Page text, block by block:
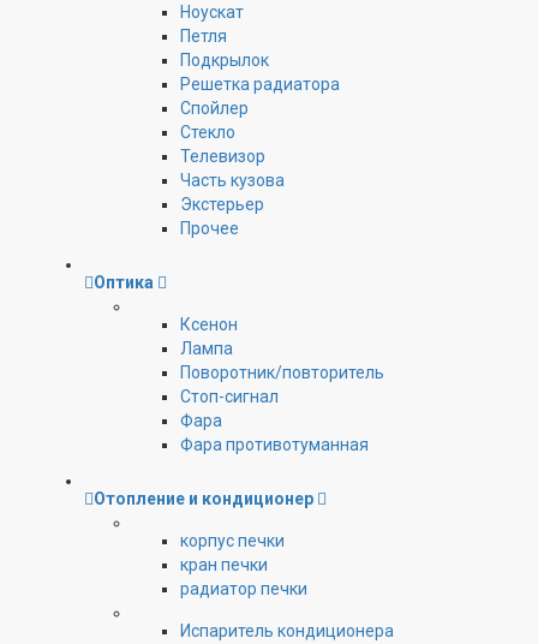
Ноускат
Петля
Подкрылок
Решетка радиатора
Спойлер
Стекло
Телевизор
Часть кузова
Экстерьер
Прочее
Оптика
Ксенон
Лампа
Поворотник/повторитель
Стоп-сигнал
Фара
Фара противотуманная
Отопление и кондиционер
корпус печки
кран печки
радиатор печки
Испаритель кондиционера